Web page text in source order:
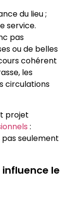
du lieu ;
service.
pas
ou de belles
cohérent
les
circulations
projet
:
pas seulement
le